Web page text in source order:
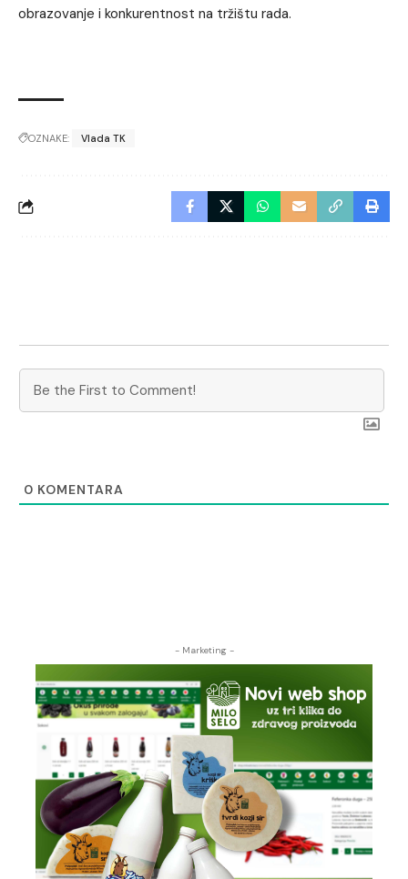
obrazovanje i konkurentnost na tržištu rada.
OZNAKE: Vlada TK
0 KOMENTARA
- Marketing -